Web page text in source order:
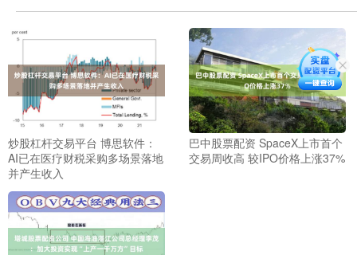
炒股杠杆交易平台 博思软件：
AI已在医疗财税采购多场景落地
并产生收入
巴中股票配资 SpaceX上市首个
交易周收高 较IPO价格上涨37%